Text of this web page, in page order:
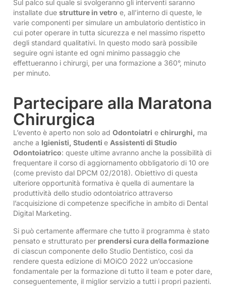
Sul palco sul quale si svolgeranno gli interventi saranno
installate due strutture in vetro e, all’interno di queste, le
varie componenti per simulare un ambulatorio dentistico in
cui poter operare in tutta sicurezza e nel massimo rispetto
degli standard qualitativi. In questo modo sarà possibile
seguire ogni istante ed ogni minimo passaggio che
effettueranno i chirurgi, per una formazione a 360°, minuto
per minuto.
Partecipare alla Maratona
Chirurgica
L’evento è aperto non solo ad Odontoiatri e chirurghi, ma
anche a Igienisti, Studenti e Assistenti di Studio
Odontoiatrico: queste ultime avranno anche la possibilità di
frequentare il corso di aggiornamento obbligatorio di 10 ore
(come previsto dal DPCM 02/2018). Obiettivo di questa
ulteriore opportunità formativa è quella di aumentare la
produttività dello studio odontoiatrico attraverso
l’acquisizione di competenze specifiche in ambito di Dental
Digital Marketing.
Si può certamente affermare che tutto il programma è stato
pensato e strutturato per prendersi cura della formazione
di ciascun componente dello Studio Dentistico, così da
rendere questa edizione di MOiCO 2022 un’occasione
fondamentale per la formazione di tutto il team e poter dare,
conseguentemente, il miglior servizio a tutti i propri pazienti.